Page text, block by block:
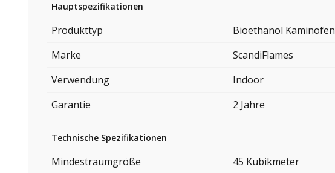
Hauptspezifikationen
Produkttyp
Bioethanol Kaminofen
Marke
ScandiFlames
Verwendung
Indoor
Garantie
2 Jahre
Technische Spezifikationen
Mindestraumgröße
45 Kubikmeter